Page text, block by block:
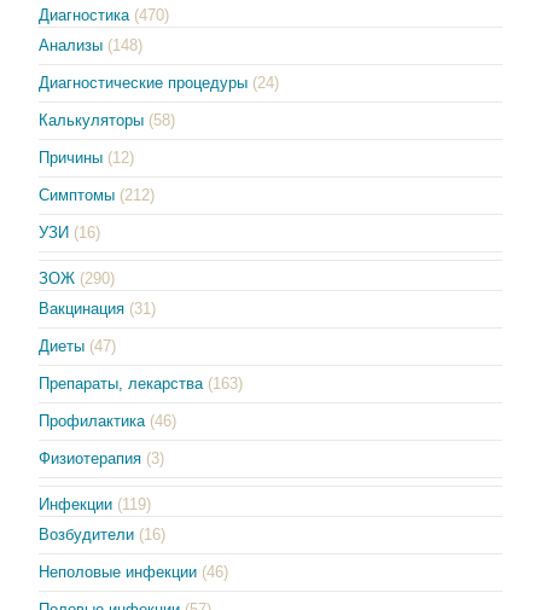
Диагностика (470)
Анализы (148)
Диагностические процедуры (24)
Калькуляторы (58)
Причины (12)
Симптомы (212)
УЗИ (16)
ЗОЖ (290)
Вакцинация (31)
Диеты (47)
Препараты, лекарства (163)
Профилактика (46)
Физиотерапия (3)
Инфекции (119)
Возбудители (16)
Неполовые инфекции (46)